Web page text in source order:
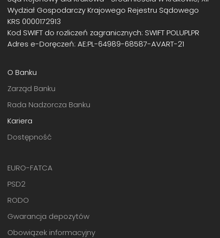
Wydział Gospodarczy Krajowego Rejestru Sądowego
KRS 0000172913
Kod SWIFT do rozliczeń zagranicznych: SWIFT POLUPLPR
Adres e-Doręczeń: AE:PL-64989-68587-AVART-21
O Banku
Zarząd Banku
Rada Nadzorcza Banku
Kariera
Dostępność
EURO-FATCA
PSD2
RODO
Gwarancja depozytów
Obowiązek informacyjny